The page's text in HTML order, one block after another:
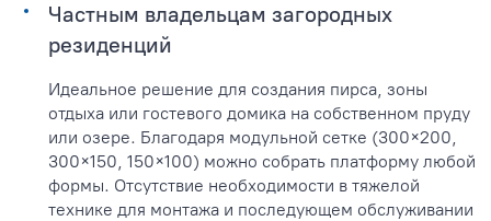
Частным владельцам загородных
резиденций
Идеальное решение для создания пирса, зоны
отдыха или гостевого домика на собственном пруду
или озере. Благодаря модульной сетке (300×200,
300×150, 150×100) можно собрать платформу любой
формы. Отсутствие необходимости в тяжелой
технике для монтажа и последующем обслуживании